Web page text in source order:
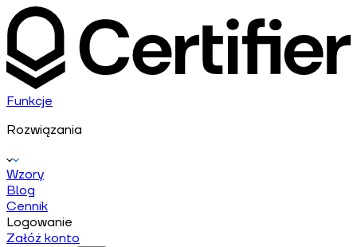
Funkcje
Rozwiązania
Wzory
Blog
Cennik
Logowanie
Załóż konto